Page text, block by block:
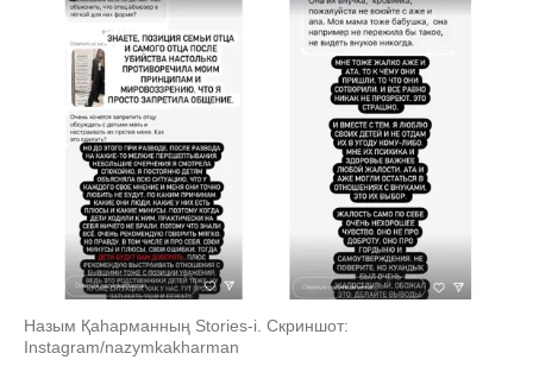
Назым Қаһарманның Stories-i. Скриншот:
Instagram/nazymkakharman